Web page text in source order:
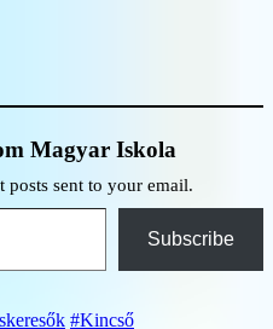
Magyar Iskola
posts sent to your email.
Subscribe
#Kincső